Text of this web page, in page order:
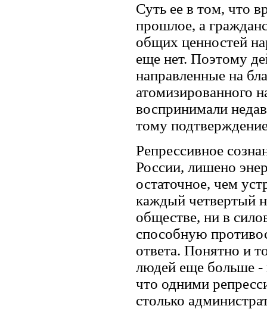
Суть ее в том, что
прошлое, а
общих ценностей
еще нет. Поэтому
направленные на
атомизированного
воспринимали
тому
Репрессивное
России, лишено
остаточное, чем
каждый четвертый
обществе, ни в
способную
ответа. Понятно и
людей еще больше -
что одними
столько